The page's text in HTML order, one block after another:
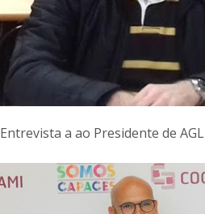
Entrevista a ao Presidente de AGL